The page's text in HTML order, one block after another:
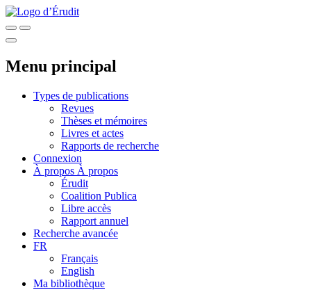
Menu principal
Types de publications
Revues
Thèses et mémoires
Livres et actes
Rapports de recherche
Connexion
À propos À propos
Érudit
Coalition Publica
Libre accès
Rapport annuel
Recherche avancée
FR
Français
English
Ma bibliothèque